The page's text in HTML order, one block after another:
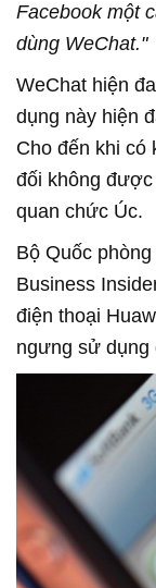
Facebook một
dùng WeChat."
WeChat hiện
dụng này hiện
Cho đến khi có
đối không
quan chức Úc.
Bộ Quốc
Business
điện thoại
ngưng sử dụng